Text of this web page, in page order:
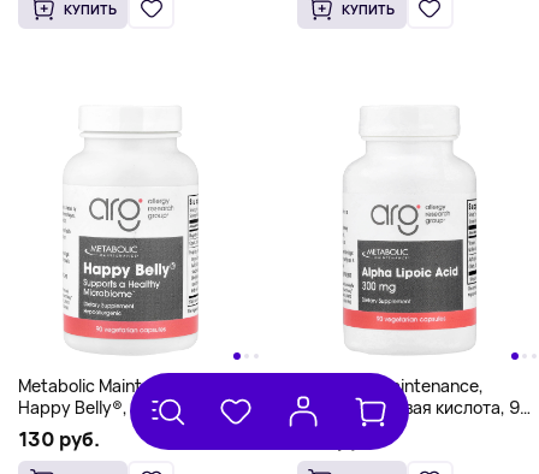
КУПИТЬ КУПИТЬ
Metabolic Maintenance,
Happy Belly®, 90
вегетарианских капсул
130 руб.
Metabolic Maintenance,
альфа-липоевая кислота, 90
вегетарианских капсул